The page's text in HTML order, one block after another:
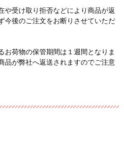
や受け取り拒否などにより商品が返
今後のご注文をお断りさせていただ
荷物の保管期間は１週間となりま
品が弊社へ返送されますのでご注意